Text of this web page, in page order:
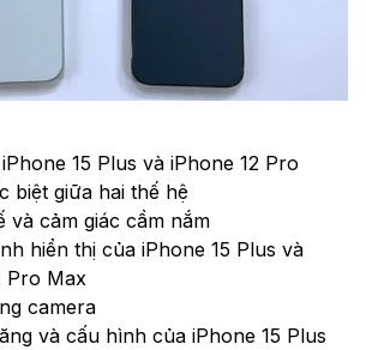
15 Plus và iPhone 12 Pro
biệt giữa hai thế hệ
và cảm giác cầm nắm
hiển thị của iPhone 15 Plus và
Pro Max
camera
và cấu hình của iPhone 15 Plus